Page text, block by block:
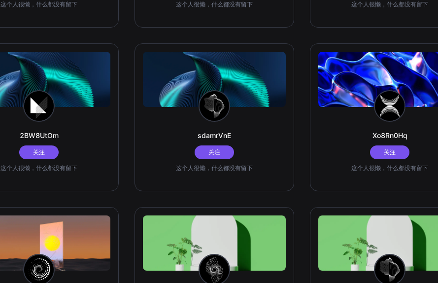
这个人很懒，什么都没有留下 这个人很懒，什么都没有留下 这个人很懒，什么都没有留下
2BW8UtOm
关注
这个人很懒，什么都没有留下
sdamrVnE
关注
这个人很懒，什么都没有留下
Xo8Rn0Hq
关注
这个人很懒，什么都没有留下